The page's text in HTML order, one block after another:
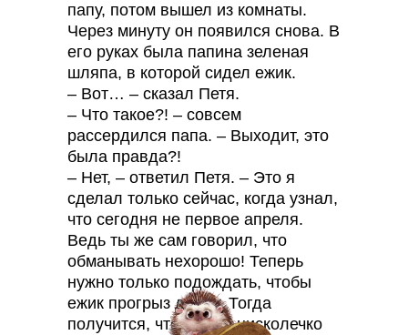
папу, потом вышел из комнаты.
Через минуту он появился снова. В
его руках была папина зеленая
шляпа, в которой сидел ежик.
– Вот… – сказал Петя.
– Что такое?! – совсем
рассердился папа. – Выходит, это
была правда?!
– Нет, – ответил Петя. – Это я
сделал только сейчас, когда узнал,
что сегодня не первое апреля.
Ведь ты же сам говорил, что
обманывать нехорошо! Теперь
нужно только подождать, чтобы
ежик прогрыз дырку. Тогда
получится, что я тебя нисколечко